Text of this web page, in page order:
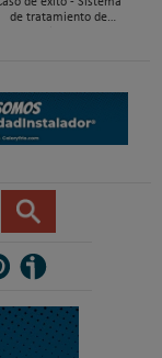
de tratamiento de